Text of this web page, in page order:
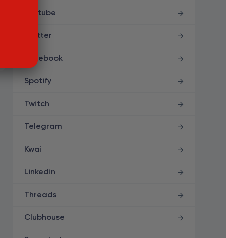
Youtube
Twitter
Facebook
Spotify
Twitch
Telegram
Kwai
Linkedin
Threads
Clubhouse